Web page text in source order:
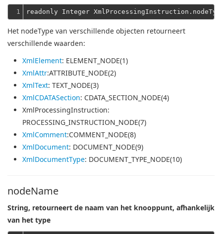
1
Het nodeType van verschillende objecten retourneert
verschillende waarden:
XmlElement: ELEMENT_NODE(1)
XmlAttr:ATTRIBUTE_NODE(2)
XmlText: TEXT_NODE(3)
XmlCDATASection: CDATA_SECTION_NODE(4)
XmlProcessingInstruction:
PROCESSING_INSTRUCTION_NODE(7)
XmlComment:COMMENT_NODE(8)
XmlDocument: DOCUMENT_NODE(9)
XmlDocumentType: DOCUMENT_TYPE_NODE(10)
nodeName
String, retourneert de naam van het knooppunt, afhankelijk
van het type